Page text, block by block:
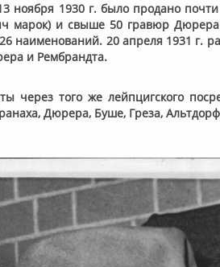
ноября 1930 г. было продано
марок) и свыше 50 гравюр
наименований. 20 апреля 1931 г.
и Рембрандта.
через того же лейпцигского
Дюрера, Буше, Греза,